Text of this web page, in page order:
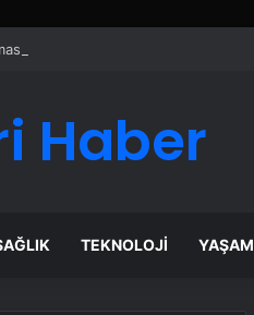
Çevrildi
Haber
TEKNOLOJI YAŞAM